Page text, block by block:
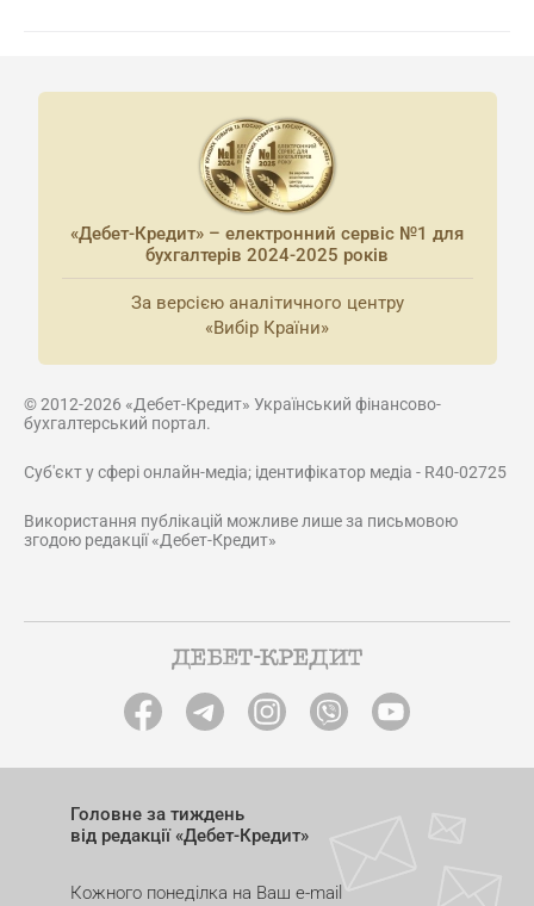
«Дебет-Кредит» – електронний сервіс №1 для
бухгалтерів 2024-2025 років
За версією аналітичного центру
«Вибір Країни»
© 2012-2026 «Дебет-Кредит» Український фінансово-
бухгалтерський портал.
Суб'єкт у сфері онлайн-медіа; ідентифікатор медіа - R40-02725
Використання публікацій можливе лише за письмовою
згодою редакції «Дебет-Кредит»
Головне за тиждень
від редакції «Дебет-Кредит»
Кожного понеділка на Ваш e-mail